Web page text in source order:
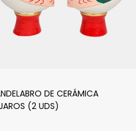
DE CERÁMICA
(2 UDS)